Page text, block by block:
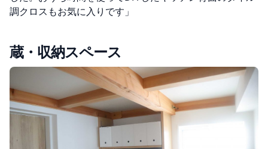
調クロスもお気に入りです」
蔵・収納スペース